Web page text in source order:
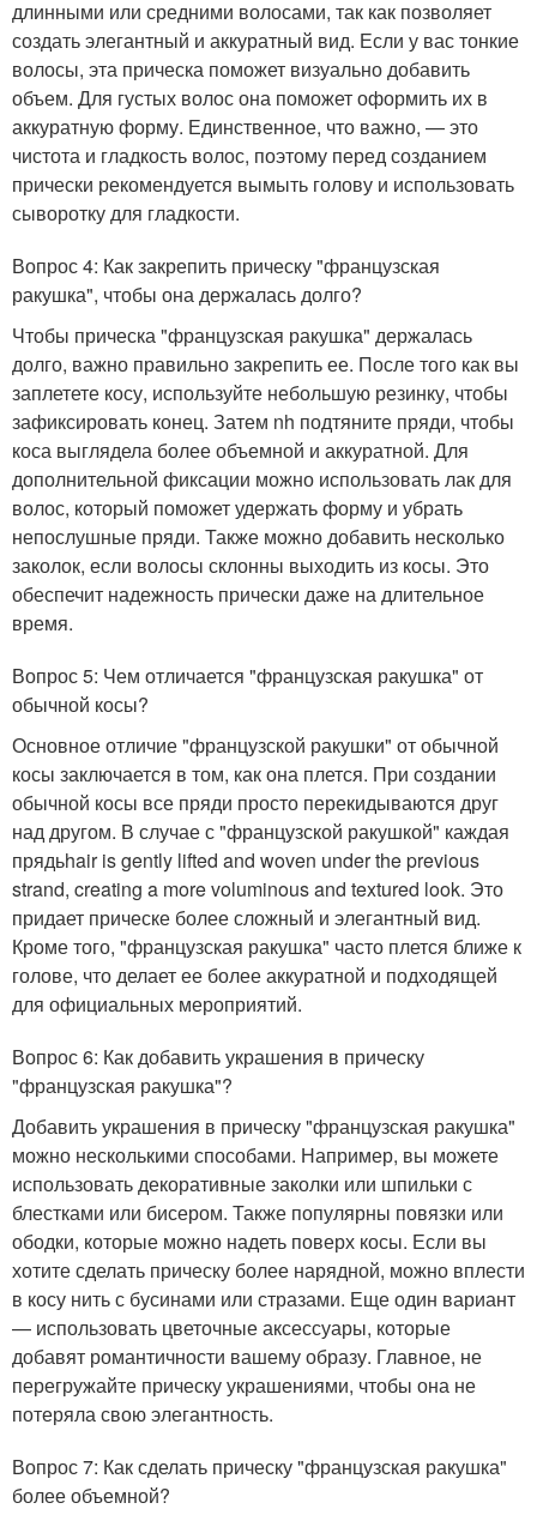
длинными или средними волосами, так как позволяет
создать элегантный и аккуратный вид. Если у вас тонкие
волосы, эта прическа поможет визуально добавить
объем. Для густых волос она поможет оформить их в
аккуратную форму. Единственное, что важно, — это
чистота и гладкость волос, поэтому перед созданием
прически рекомендуется вымыть голову и использовать
сыворотку для гладкости.
Вопрос 4: Как закрепить прическу "французская
ракушка", чтобы она держалась долго?
Чтобы прическа "французская ракушка" держалась
долго, важно правильно закрепить ее. После того как вы
заплетете косу, используйте небольшую резинку, чтобы
зафиксировать конец. Затем nh подтяните пряди, чтобы
коса выглядела более объемной и аккуратной. Для
дополнительной фиксации можно использовать лак для
волос, который поможет удержать форму и убрать
непослушные пряди. Также можно добавить несколько
заколок, если волосы склонны выходить из косы. Это
обеспечит надежность прически даже на длительное
время.
Вопрос 5: Чем отличается "французская ракушка" от
обычной косы?
Основное отличие "французской ракушки" от обычной
косы заключается в том, как она плется. При создании
обычной косы все пряди просто перекидываются друг
над другом. В случае с "французской ракушкой" каждая
прядьhair is gently lifted and woven under the previous
strand, creating a more voluminous and textured look. Это
придает прическе более сложный и элегантный вид.
Кроме того, "французская ракушка" часто плется ближе к
голове, что делает ее более аккуратной и подходящей
для официальных мероприятий.
Вопрос 6: Как добавить украшения в прическу
"французская ракушка"?
Добавить украшения в прическу "французская ракушка"
можно несколькими способами. Например, вы можете
использовать декоративные заколки или шпильки с
блестками или бисером. Также популярны повязки или
ободки, которые можно надеть поверх косы. Если вы
хотите сделать прическу более нарядной, можно вплести
в косу нить с бусинами или стразами. Еще один вариант
— использовать цветочные аксессуары, которые
добавят романтичности вашему образу. Главное, не
перегружайте прическу украшениями, чтобы она не
потеряла свою элегантность.
Вопрос 7: Как сделать прическу "французская ракушка"
более объемной?